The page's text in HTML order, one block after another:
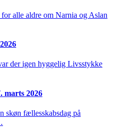
alle aldre om Narnia og Aslan
der igen hyggelig Livsstykke
marts 2026
skøn fællesskabsdag på